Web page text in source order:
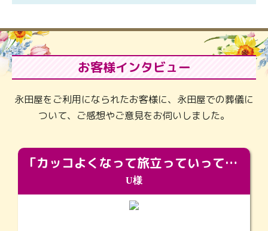
お客様インタビュー
永田屋をご利用になられたお客様に、永田屋での葬儀に
ついて、ご感想やご意見をお伺いしました。
「カッコよくなって旅立っていってくれました（笑）もっとカッコいいって言ってあげればよかったな」
U様